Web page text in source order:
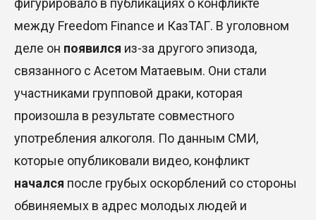
фигурировало в публикациях о конфликте
между Freedom Finance и КазТАГ. В уголовном
деле он появился из-за другого эпизода,
связанного с Асетом Матаевым. Они стали
участниками групповой драки, которая
произошла в результате совместного
употребления алкоголя. По данным СМИ,
которые опубликовали видео, конфликт
начался после грубых оскорблений со стороны
обвиняемых в адрес молодых людей и